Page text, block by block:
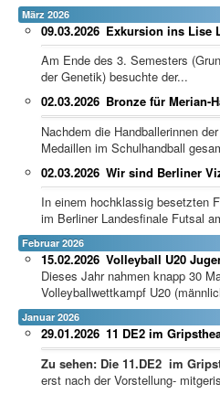
März 2026
Exkursion ins Lise
09.03.2026
Am Ende des 3. Semesters
der Genetik) besuchte der...
Bronze für Merian-
02.03.2026
Nachdem die Handballerinnen
Medaillen im Schulhandball
Wir sind Berliner
02.03.2026
In einem hochklassig besetzten
im Berliner Landesfinale Futsal
Februar 2026
Volleyball U20
15.02.2026
Dieses Jahr nahmen knapp 30
Volleyballwettkampf U20
Januar 2026
11 DE2 im
29.01.2026
Zu sehen: Die 11.DE2 im
erst nach der Vorstellung-